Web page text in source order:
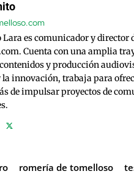
Lara es comunicador y director
Cuenta con una amplia
y producción
la innovación, trabaja para
de impulsar proyectos de
romería de tomelloso